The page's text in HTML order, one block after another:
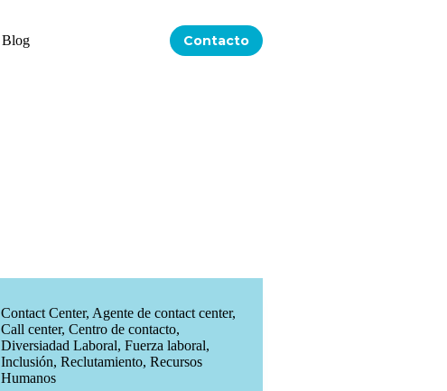
Blog Contacto
Contact Center, Agente de contact center,
Call center, Centro de contacto,
Diversiadad Laboral, Fuerza laboral,
Inclusión, Reclutamiento, Recursos
Humanos